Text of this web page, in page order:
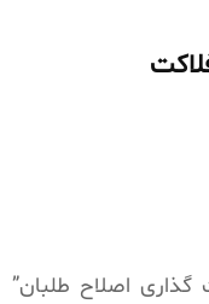
اصلاح طلبان”